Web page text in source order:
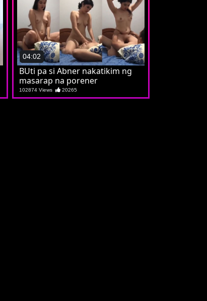
04:02
BUti pa si Abner nakatikim ng
masarap na porener
102874 Views 20265